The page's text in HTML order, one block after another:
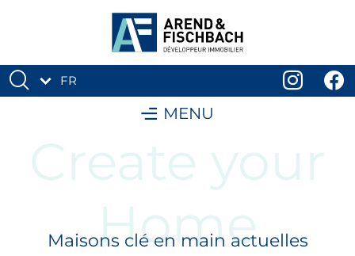
FR
MENU
Create your
Home
Maisons clé en main actuelles